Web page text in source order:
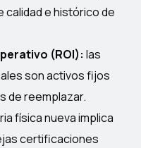
e histórico de
(ROI): las
son activos fijos
de reemplazar.
física nueva implica
certificaciones